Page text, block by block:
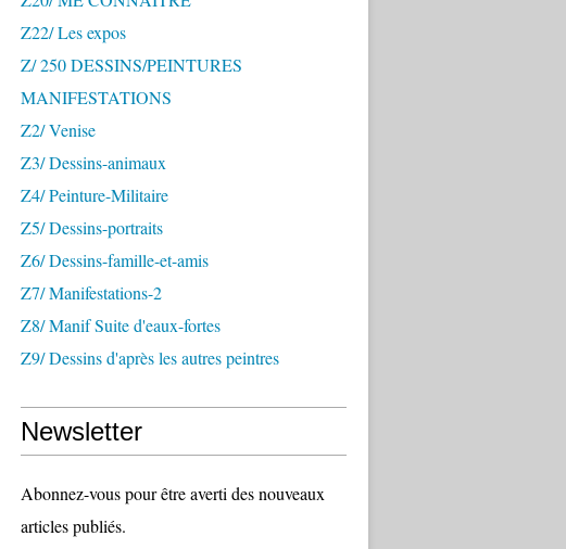
Z22/ Les expos
Z/ 250 DESSINS/PEINTURES
MANIFESTATIONS
Z2/ Venise
Z3/ Dessins-animaux
Z4/ Peinture-Militaire
Z5/ Dessins-portraits
Z6/ Dessins-famille-et-amis
Z7/ Manifestations-2
Z8/ Manif Suite d'eaux-fortes
Z9/ Dessins d'après les autres peintres
Newsletter
Abonnez-vous pour être averti des nouveaux
articles publiés.